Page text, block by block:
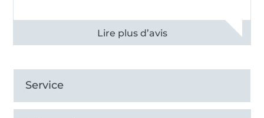
Voir tous les 11498 commentaires
Service